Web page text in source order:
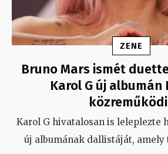
ZENE
Bruno Mars ismét
Karol G új albumán
Karol G hivatalosan is leleplezte
új albumának dallistáját, amely